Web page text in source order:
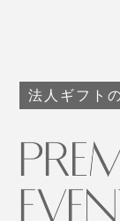
法人ギフト